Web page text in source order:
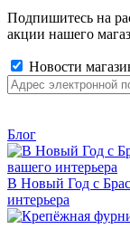
Подпишитесь на
акции нашего
Новости
Блог
В Новый Год с
интерьера